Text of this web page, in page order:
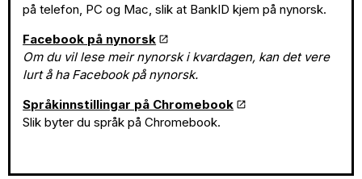
på telefon, PC og Mac, slik at BankID kjem på nynorsk.
Facebook på nynorsk
Om du vil lese meir nynorsk i kvardagen, kan det vere
lurt å ha Facebook på nynorsk.
Språkinnstillingar på Chromebook
Slik byter du språk på Chromebook.